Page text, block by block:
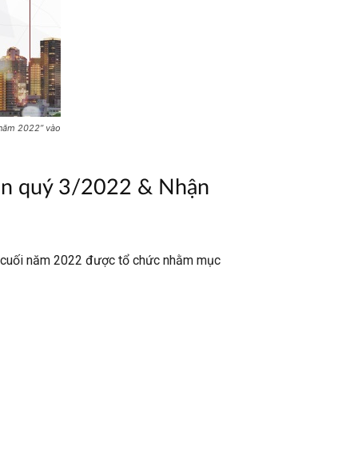
2022” vào
quý 3/2022 & Nhận
năm 2022 được tổ chức nhằm mục